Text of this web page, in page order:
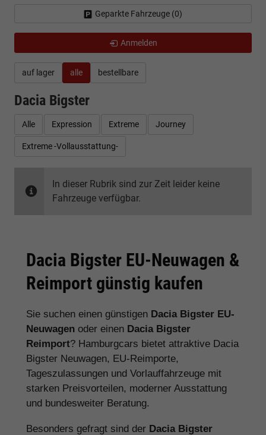
auf lager alle bestellbare
Dacia Bigster
Alle Expression Extreme Journey
Extreme -Vollausstattung-
In dieser Rubrik sind zur Zeit leider keine
Fahrzeuge verfügbar.
Dacia Bigster EU-Neuwagen &
Reimport günstig kaufen
Sie suchen einen günstigen Dacia Bigster EU-
Neuwagen oder einen Dacia Bigster
Reimport? Hamburgcars bietet attraktive Dacia
Bigster Neuwagen, EU-Reimporte,
Tageszulassungen und Vorlauffahrzeuge mit
starken Preisvorteilen, moderner Ausstattung
und bundesweiter Beratung.
Besonders gefragt sind der Dacia Bigster
Geparkte Fahrzeuge (0)
Anmelden